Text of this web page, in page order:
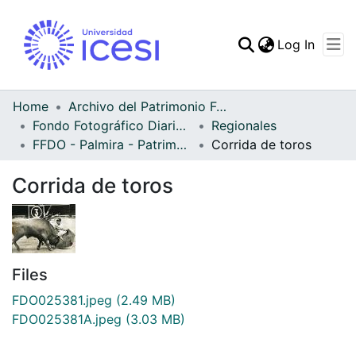
Statistics
Log In
Home
Archivo del Patrimonio Fotográfico y Fílmico del Valle del Cauca
Fondo Fotográfico Diario Occidente
Regionales
FFDO - Palmira - Patrimonial
Corrida de toros
Corrida de toros
Files
FDO025381.jpeg (2.49 MB)
FDO025381A.jpeg (3.03 MB)